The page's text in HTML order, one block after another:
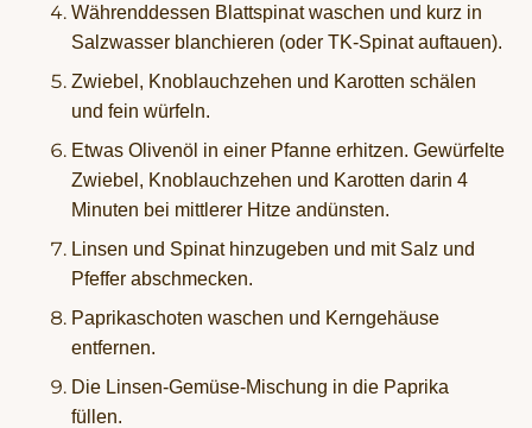
Währenddessen Blattspinat waschen und kurz in
Salzwasser blanchieren (oder TK-Spinat auftauen).
Zwiebel, Knoblauchzehen und Karotten schälen
und fein würfeln.
Etwas Olivenöl in einer Pfanne erhitzen. Gewürfelte
Zwiebel, Knoblauchzehen und Karotten darin 4
Minuten bei mittlerer Hitze andünsten.
Linsen und Spinat hinzugeben und mit Salz und
Pfeffer abschmecken.
Paprikaschoten waschen und Kerngehäuse
entfernen.
Die Linsen-Gemüse-Mischung in die Paprika
füllen.